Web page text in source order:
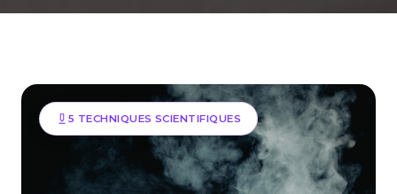
5 TECHNIQUES SCIENTIFIQUES